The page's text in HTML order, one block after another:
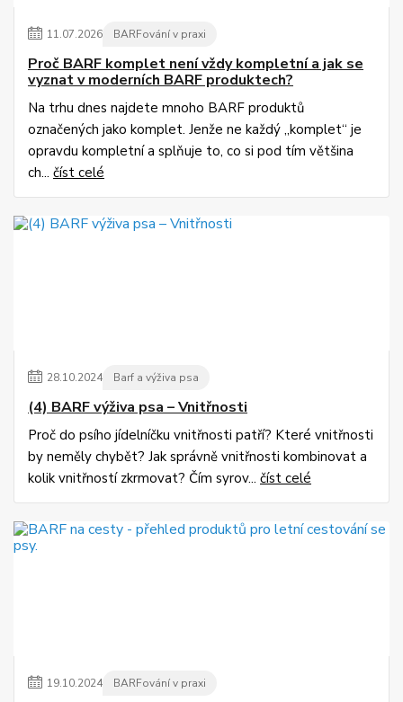
11.07.2026 BARFování v praxi
Proč BARF komplet není vždy kompletní a jak se
vyznat v moderních BARF produktech?
Na trhu dnes najdete mnoho BARF produktů
označených jako komplet. Jenže ne každý „komplet“ je
opravdu kompletní a splňuje to, co si pod tím většina
ch... číst celé
28.10.2024 Barf a výživa psa
(4) BARF výživa psa – Vnitřnosti
Proč do psího jídelníčku vnitřnosti patří? Které vnitřnosti
by neměly chybět? Jak správně vnitřnosti kombinovat a
kolik vnitřností zkrmovat? Čím syrov... číst celé
19.10.2024 BARFování v praxi